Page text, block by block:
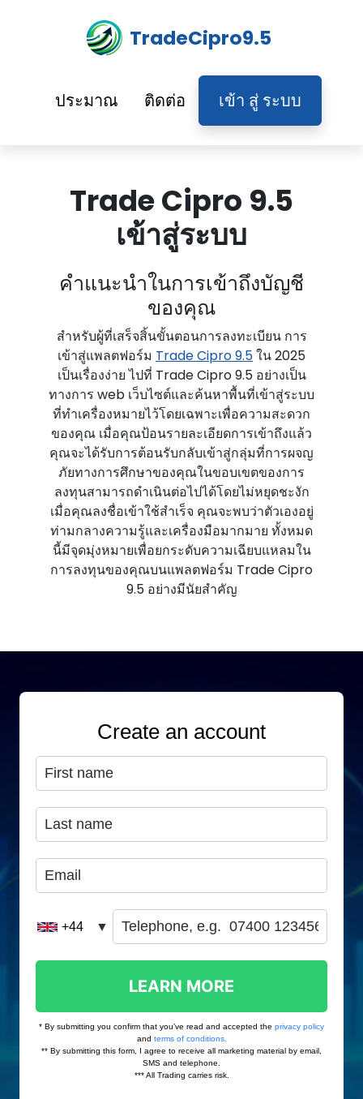
TradeCipro9.5
ประมาณ ติดต่อ เข้า สู่ ระบบ
Trade Cipro 9.5
เข้าสู่ระบบ
คําแนะนําในการเข้าถึงบัญชี
ของคุณ
สําหรับผู้ที่เสร็จสิ้นขั้นตอนการลงทะเบียน การ
เข้าสู่แพลตฟอร์ม Trade Cipro 9.5ใน 2025
เป็นเรื่องง่าย ไปที่ Trade Cipro 9.5 อย่างเป็น
ทางการ web เว็บไซต์และค้นหาพื้นที่เข้าสู่ระบบ
ที่ทําเครื่องหมายไว้โดยเฉพาะเพื่อความสะดวก
ของคุณ เมื่อคุณป้อนรายละเอียดการเข้าถึงแล้ว
คุณจะได้รับการต้อนรับกลับเข้าสู่กลุ่มที่การผจญ
ภัยทางการศึกษาของคุณในขอบเขตของการ
ลงทุนสามารถดําเนินต่อไปได้โดยไม่หยุดชะงัก
เมื่อคุณลงชื่อเข้าใช้สําเร็จ คุณจะพบว่าตัวเองอยู่
ท่ามกลางความรู้และเครื่องมือมากมาย ทั้งหมด
นี้มีจุดมุ่งหมายเพื่อยกระดับความเฉียบแหลมใน
การลงทุนของคุณบนแพลตฟอร์ม Trade Cipro
9.5 อย่างมีนัยสําคัญ